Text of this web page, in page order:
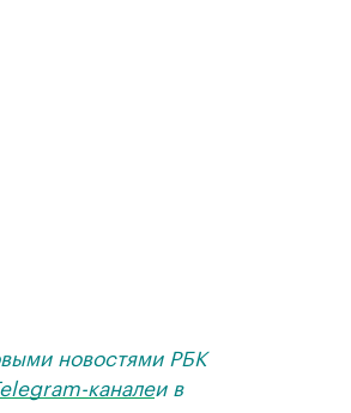
новостями РБК
каналеи в